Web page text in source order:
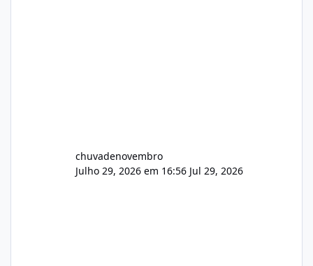
chuvadenovembro
Julho 29, 2026 em 16:56 Jul 29, 2026